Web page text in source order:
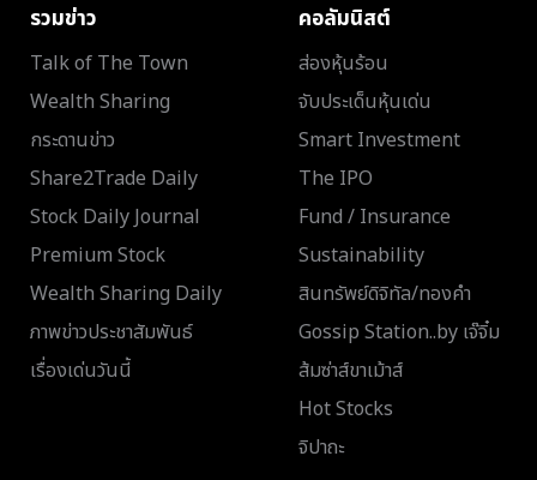
รวมข่าว
Talk of The Town
Wealth Sharing
กระดานข่าว
Share2Trade Daily
Stock Daily Journal
Premium Stock
Wealth Sharing Daily
ภาพข่าวประชาสัมพันธ์
เรื่องเด่นวันนี้
คอลัมนิสต์
ส่องหุ้นร้อน
จับประเด็นหุ้นเด่น
Smart Investment
The IPO
Fund / Insurance
Sustainability
สินทรัพย์ดิจิทัล/ทองคำ
Gossip Station..by เจ๊จิ๋ม
ส้มซ่าส์ขาเม้าส์
Hot Stocks
จิปาถะ